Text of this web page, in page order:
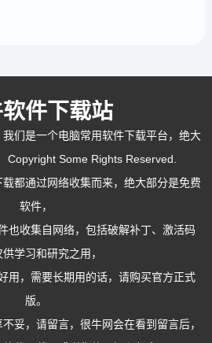
件下载站
我们是一个电脑常用软件下载平台，绝大
Copyright Some Rights Reserved.
都通过网络收集而来，绝大部分是免费
软件，
也收集自网络，包括破解补丁、激活码
学习和研究之用，
用，需要长期用的话，请购买官方正式
版。
妥，请留言，很牛网会在看到留言后，